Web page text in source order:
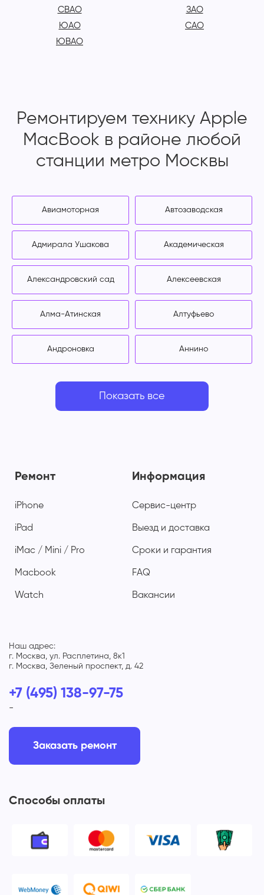
СВАО
ЮАО
ЮВАО
ЗАО
САО
Ремонтируем технику Apple
MacBook в районе любой
станции метро Москвы
Авиамоторная Автозаводская
Адмирала Ушакова Академическая
Александровский сад Алексеевская
Алма-Атинская Алтуфьево
Андроновка Аннино
Показать все
Ремонт
iPhone
iPad
iMac / Mini / Pro
Macbook
Watch
Информация
Сервис-центр
Выезд и доставка
Сроки и гарантия
FAQ
Вакансии
Наш адрес:
г. Москва, ул. Расплетина, 8к1
г. Москва, Зеленый проспект, д. 42
+7 (495) 138-97-75
-
Заказать ремонт
Способы оплаты